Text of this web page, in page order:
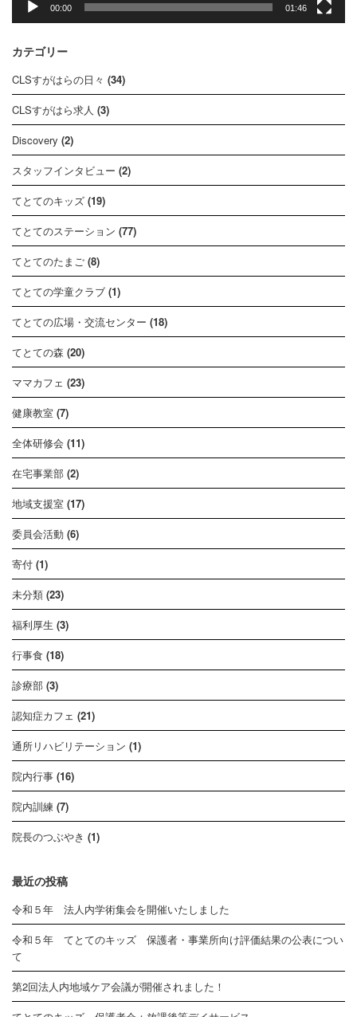
00:00 01:46
カテゴリー
CLSすがはらの日々 (34)
CLSすがはら求人 (3)
Discovery (2)
スタッフインタビュー (2)
てとてのキッズ (19)
てとてのステーション (77)
てとてのたまご (8)
てとての学童クラブ (1)
てとての広場・交流センター (18)
てとての森 (20)
ママカフェ (23)
健康教室 (7)
全体研修会 (11)
在宅事業部 (2)
地域支援室 (17)
委員会活動 (6)
寄付 (1)
未分類 (23)
福利厚生 (3)
行事食 (18)
診療部 (3)
認知症カフェ (21)
通所リハビリテーション (1)
院内行事 (16)
院内訓練 (7)
院長のつぶやき (1)
最近の投稿
令和５年 法人内学術集会を開催いたしました
令和５年 てとてのキッズ 保護者・事業所向け評価結果の公表につい
て
第2回法人内地域ケア会議が開催されました！